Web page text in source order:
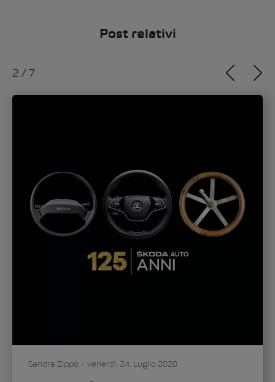
Post relativi
2 / 7
Sandra Zippo venerdì, 24. Luglio 2020